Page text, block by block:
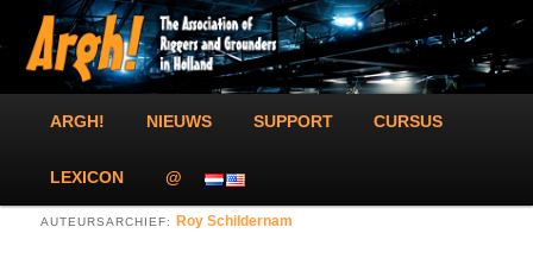
de
primaire
de
secundaire
Argh!
The Association of Riggers and Grounders in Holland!
ARGH! NIEUWS SUPPORT CURSUS
LEXICON @
AUTEURSARCHIEF: Roy Schildernam